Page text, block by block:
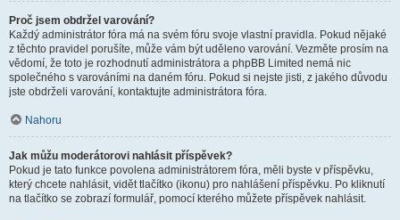
Proč jsem obdržel varování?
Každý administrátor fóra má na svém fóru svoje vlastní pravidla. Pokud nějaké
z těchto pravidel porušíte, může vám být uděleno varování. Vezměte prosím na
vědomí, že toto je rozhodnutí administrátora a phpBB Limited nemá nic
společného s varováními na daném fóru. Pokud si nejste jisti, z jakého důvodu
jste obdrželi varování, kontaktujte administrátora fóra.
Nahoru
Jak můžu moderátorovi nahlásit příspěvek?
Pokud je tato funkce povolena administrátorem fóra, měli byste v příspěvku,
který chcete nahlásit, vidět tlačítko (ikonu) pro nahlášení příspěvku. Po kliknutí
na tlačítko se zobrazí formulář, pomocí kterého můžete příspěvek nahlásit.